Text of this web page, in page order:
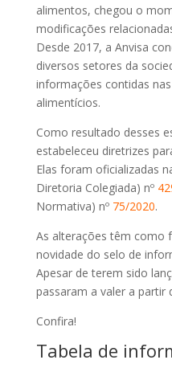
alimentos, chegou o
modificações
Desde 2017, a Anvisa
diversos setores da
informações contidas
alimentícios.
Como resultado desses
estabeleceu diretrizes
Elas foram oficializadas
Diretoria Colegiada) nº
Normativa) nº 75/2020.
As alterações têm como
novidade do selo de
Apesar de terem sido
passaram a valer a partir
Confira!
Tabela de